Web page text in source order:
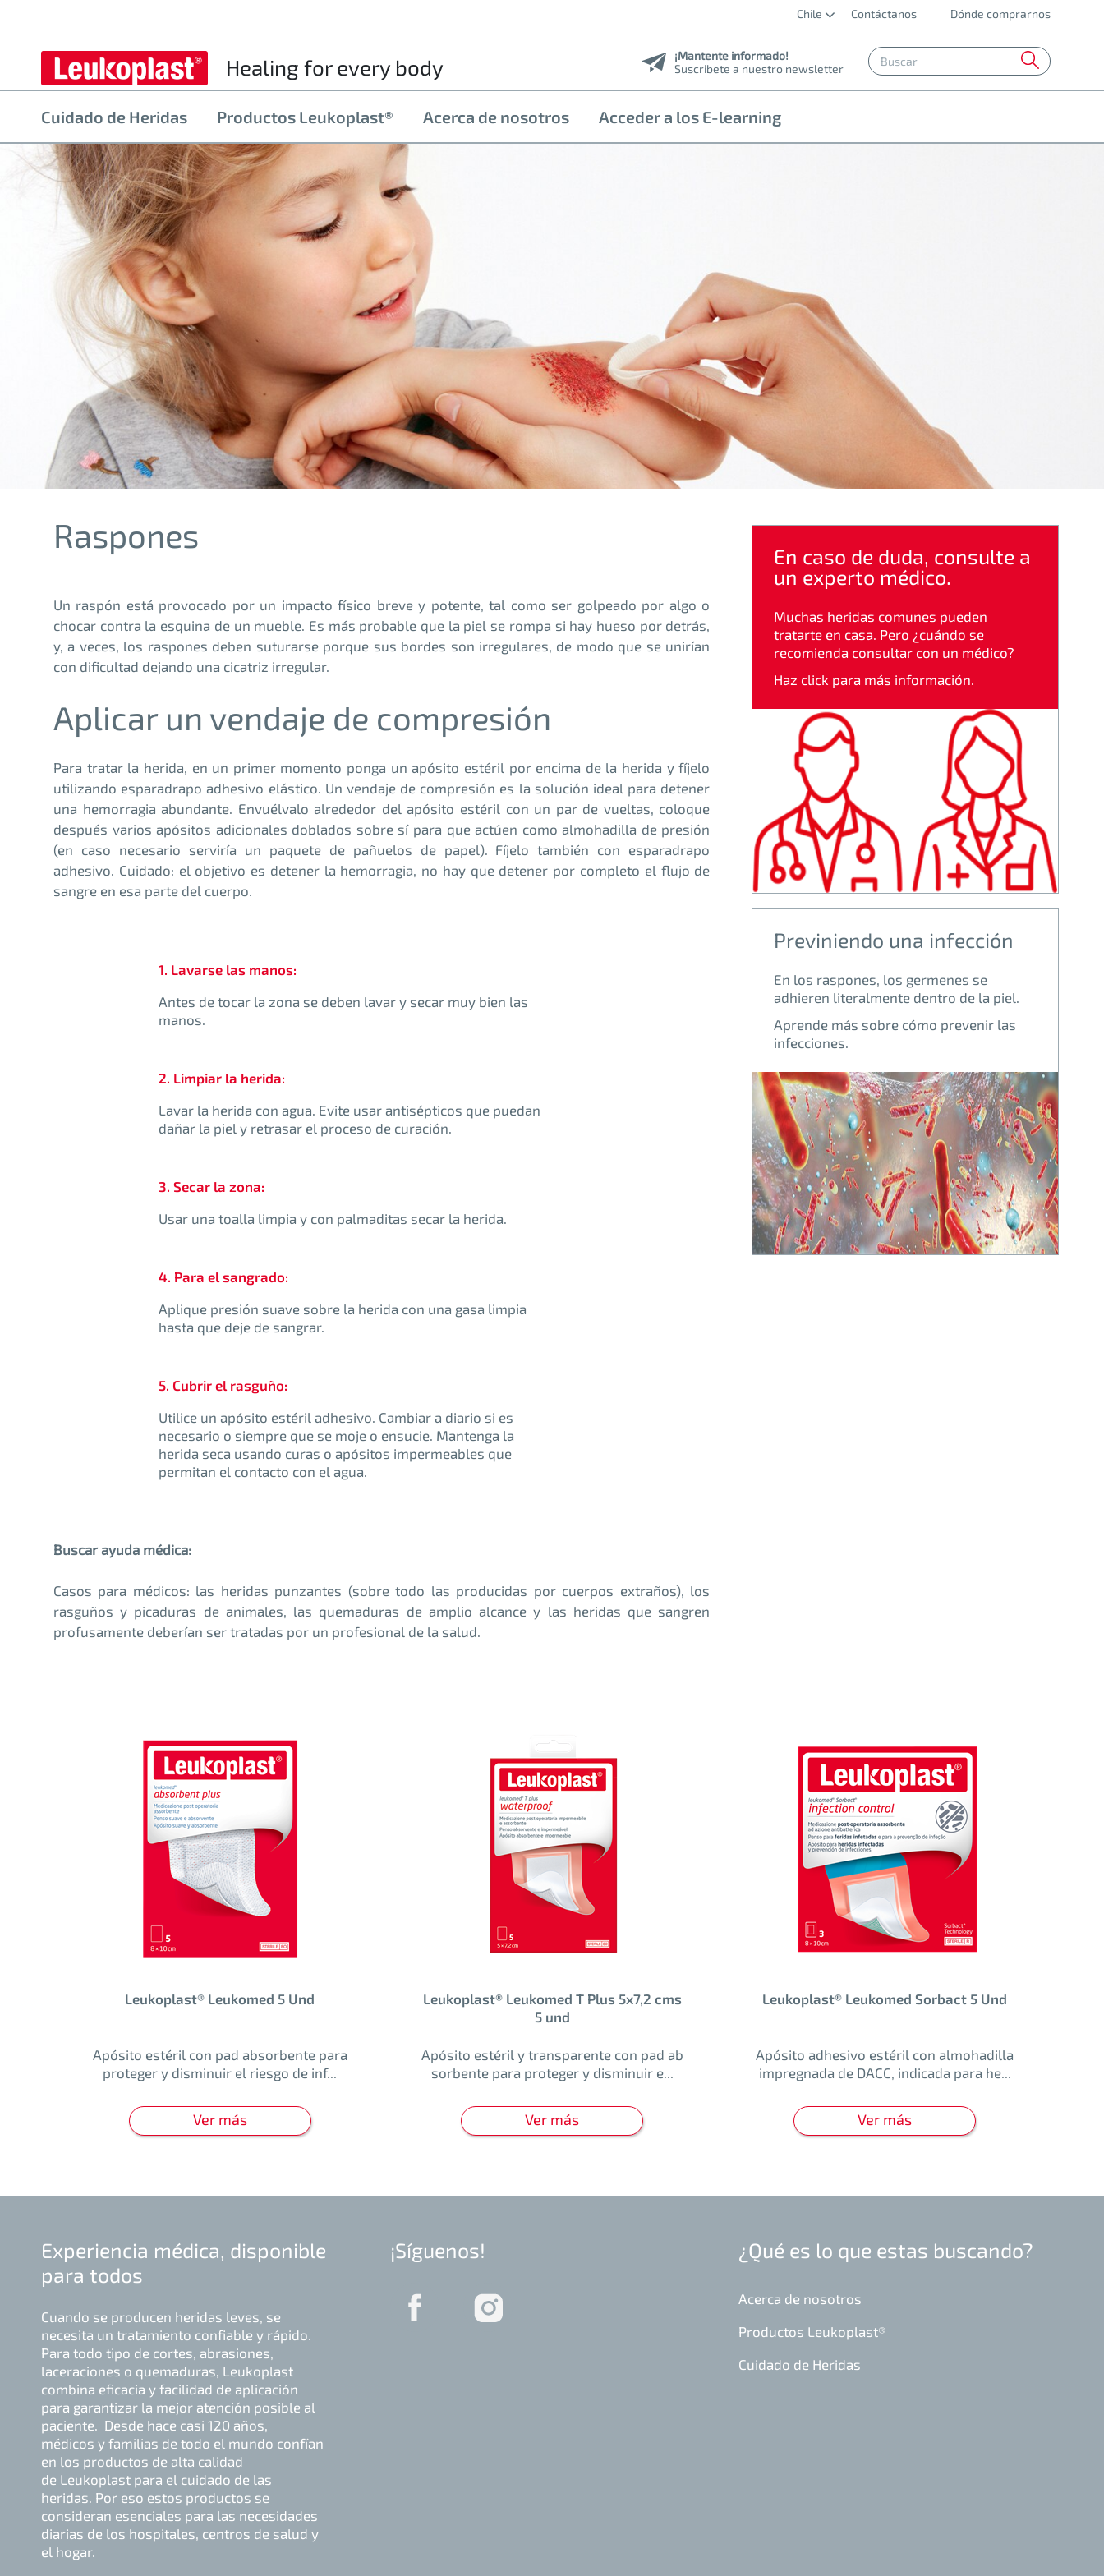
Healing for every body
Chile Contáctanos Dónde comprarnos
¡Mantente informado!
Suscribete a nuestro newsletter
Cuidado de Heridas Productos Leukoplast® Acerca de nosotros Acceder a los E-learning
Raspones
Un raspón está provocado por un impacto físico breve y potente, tal como ser golpeado por algo o
chocar contra la esquina de un mueble. Es más probable que la piel se rompa si hay hueso por detrás,
y, a veces, los raspones deben suturarse porque sus bordes son irregulares, de modo que se unirían
con dificultad dejando una cicatriz irregular.
Aplicar un vendaje de compresión
Para tratar la herida, en un primer momento ponga un apósito estéril por encima de la herida y fíjelo
utilizando esparadrapo adhesivo elástico. Un vendaje de compresión es la solución ideal para detener
una hemorragia abundante. Envuélvalo alrededor del apósito estéril con un par de vueltas, coloque
después varios apósitos adicionales doblados sobre sí para que actúen como almohadilla de presión
(en caso necesario serviría un paquete de pañuelos de papel). Fíjelo también con esparadrapo
adhesivo. Cuidado: el objetivo es detener la hemorragia, no hay que detener por completo el flujo de
sangre en esa parte del cuerpo.
1. Lavarse las manos:
Antes de tocar la zona se deben lavar y secar muy bien las
manos.
2. Limpiar la herida:
Lavar la herida con agua. Evite usar antisépticos que puedan
dañar la piel y retrasar el proceso de curación.
3. Secar la zona:
Usar una toalla limpia y con palmaditas secar la herida.
4. Para el sangrado:
Aplique presión suave sobre la herida con una gasa limpia
hasta que deje de sangrar.
5. Cubrir el rasguño:
Utilice un apósito estéril adhesivo. Cambiar a diario si es
necesario o siempre que se moje o ensucie. Mantenga la
herida seca usando curas o apósitos impermeables que
permitan el contacto con el agua.
Buscar ayuda médica:
Casos para médicos: las heridas punzantes (sobre todo las producidas por cuerpos extraños), los
rasguños y picaduras de animales, las quemaduras de amplio alcance y las heridas que sangren
profusamente deberían ser tratadas por un profesional de la salud.
En caso de duda, consulte a
un experto médico.
Muchas heridas comunes pueden
tratarte en casa. Pero ¿cuándo se
recomienda consultar con un médico?
Haz click para más información.
Previniendo una infección
En los raspones, los germenes se
adhieren literalmente dentro de la piel.
Aprende más sobre cómo prevenir las
infecciones.
Leukoplast® Leukomed 5 Und
Apósito estéril con pad absorbente para
proteger y disminuir el riesgo de inf...
Ver más
Leukoplast® Leukomed T Plus 5x7,2 cms
5 und
Apósito estéril y transparente con pad ab
sorbente para proteger y disminuir e...
Ver más
Leukoplast® Leukomed Sorbact 5 Und
Apósito adhesivo estéril con almohadilla
impregnada de DACC, indicada para he...
Ver más
Experiencia médica, disponible
para todos
Cuando se producen heridas leves, se
necesita un tratamiento confiable y rápido.
Para todo tipo de cortes, abrasiones,
laceraciones o quemaduras, Leukoplast
combina eficacia y facilidad de aplicación
para garantizar la mejor atención posible al
paciente. Desde hace casi 120 años,
médicos y familias de todo el mundo confían
en los productos de alta calidad
de Leukoplast para el cuidado de las
heridas. Por eso estos productos se
consideran esenciales para las necesidades
diarias de los hospitales, centros de salud y
el hogar.
¡Síguenos! ¿Qué es lo que estas buscando?
Acerca de nosotros
Productos Leukoplast®
Cuidado de Heridas